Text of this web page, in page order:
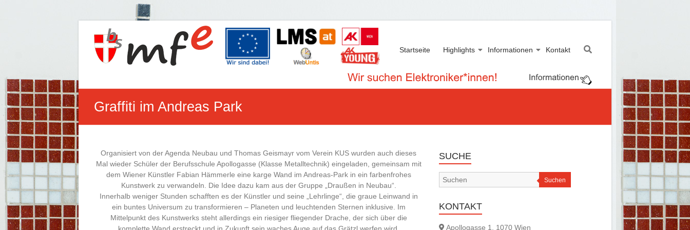
Inhalt
springenBerufsschule
für
Fertigungstechnik
und
Apollogasse
1,
1070
Startseite Highlights Informationen Kontakt
Graffiti im Andreas Park
Organisiert von der Agenda Neubau und Thomas Geismayr vom Verein KUS wurden auch dieses
Mal wieder Schüler der Berufsschule Apollogasse (Klasse Metalltechnik) eingeladen, gemeinsam mit
dem Wiener Künstler Fabian Hämmerle eine karge Wand im Andreas-Park in ein farbenfrohes
Kunstwerk zu verwandeln. Die Idee dazu kam aus der Gruppe „Draußen in Neubau“.
Innerhalb weniger Stunden schafften es der Künstler und seine „Lehrlinge“, die graue Leinwand in
ein buntes Universum zu transformieren – Planeten und leuchtenden Sternen inklusive. Im
Mittelpunkt des Kunstwerks steht allerdings ein riesiger fliegender Drache, der sich über die
SUCHE
Suchen
KONTAKT
Apollogasse 1, 1070 Wien